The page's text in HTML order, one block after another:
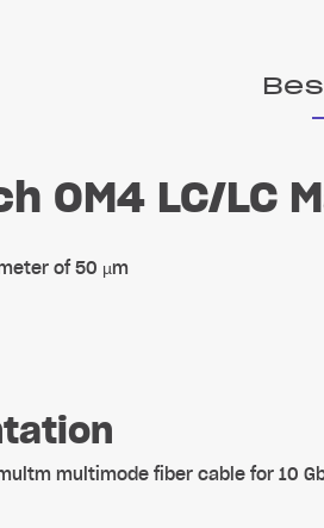
OM4 LC/LC
of 50 µm
multimode fiber cable for 10